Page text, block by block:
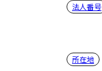
法人番号
所在地